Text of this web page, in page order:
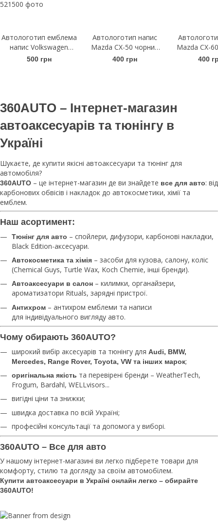
Автологотип емблема
напис Volkswagen
Arteon чорний глянець
500 грн
Автологотип напис
Mazda CX-50 чорний
глянець
400 грн
Mazda CX-
400
360AUTO – Інтернет-магазин
автоаксесуарів та тюнінгу в
Україні
Шукаєте, де купити якісні автоаксесуари та тюнінг для
автомобіля?
360AUTO – це інтернет-магазин де ви знайдете все для авто: від
карбонових обвісів і накладок до автокосметики, хімії та
емблем.
Наш асортимент:
Тюнінг для авто – спойлери, дифузори, карбонові накладки,
Black Edition-аксесуари.
Автокосметика та хімія – засоби для кузова, салону, коліс
(Chemical Guys, Turtle Wax, Koch Chemie, інші бренди).
Автоаксесуари в салон – килимки, органайзери,
ароматизатори Rituals, зарядні пристрої.
Антихром – антихром емблеми та написи
для індивідуального вигляду авто.
Чому обирають 360AUTO?
широкий вибір аксесуарів та тюнінгу для Audi, BMW,
Mercedes, Range Rover, Toyota, VW та інших марок;
оригінальна якість та перевірені бренди – WeatherTech,
Frogum, Bardahl, WELLvisors...
вигідні ціни та знижки;
швидка доставка по всій Україні;
професійні консультації та допомога у виборі.
360AUTO – Все для авто
У нашому інтернет-магазині ви легко підберете товари для
комфорту, стилю та догляду за своїм автомобілем.
Купити автоаксесуари в Україні онлайн легко – обирайте
360AUTO!